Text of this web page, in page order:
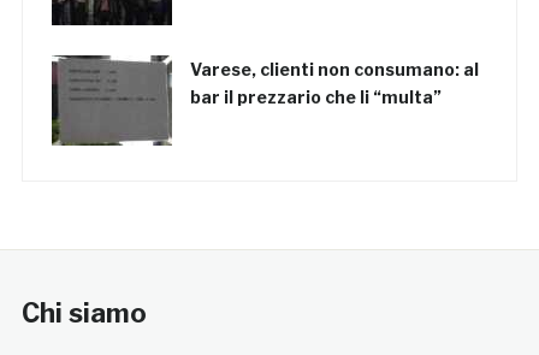
Varese, clienti non consumano: al
bar il prezzario che li “multa”
Chi siamo